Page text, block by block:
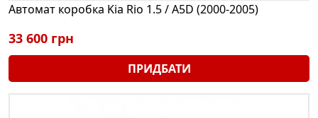
Автомат коробка Kia Rio 1.5 / A5D (2000-2005)
33 600 грн
ПРИДБАТИ